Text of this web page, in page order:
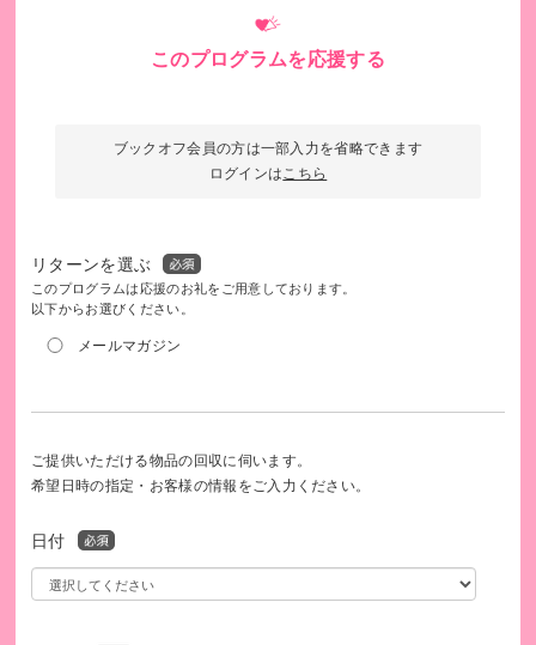
このプログラムを応援する
ブックオフ会員の方は一部入力を省略できます
ログインはこちら
リターンを選ぶ
このプログラムは応援のお礼をご用意しております。
以下からお選びください。
メールマガジン
ご提供いただける物品の回収に伺います。
希望日時の指定・お客様の情報をご入力ください。
日付